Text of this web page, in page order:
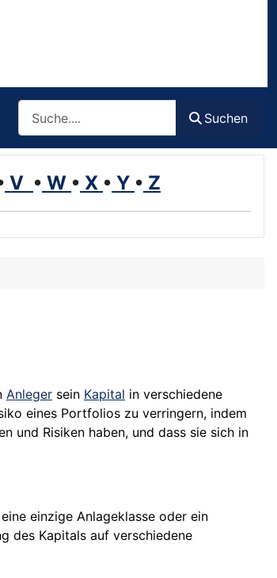
Suchen
V • W • X • Y • Z
Anleger sein Kapital in verschiedene
eines Portfolios zu verringern, indem
und Risiken haben, und dass sie sich in
einzige Anlageklasse oder ein
des Kapitals auf verschiedene